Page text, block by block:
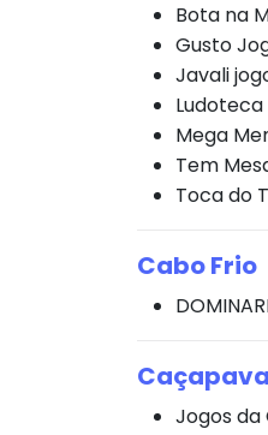
Bota na
Gusto
Javali
Ludoteca
Mega
Tem
Toca do
Cabo Frio
Caçapava
Jogos da